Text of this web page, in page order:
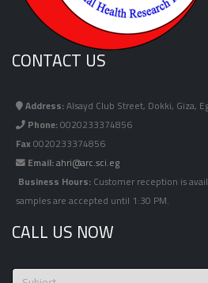
CONTACT US
Address:Alsayd Club Street, Dokki, Giza,
Phone:0020233374856
Fax0020233374856
Email:ahri@arc.sci.eg
Business Hours:Customer reception is
samples are accepted until 1:30 PM.
CALL US NOW